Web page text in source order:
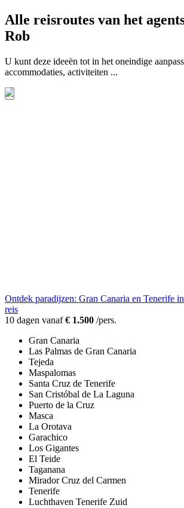
Alle reisroutes van het
Rob
U kunt deze ideeën tot in het oneindige
accommodaties, activiteiten ...
Ontdek paradijzen: Gran Canaria en Tenerife
reis
10 dagen vanaf€ 1.500 /pers.
Gran Canaria
Las Palmas de Gran Canaria
Tejeda
Maspalomas
Santa Cruz de Tenerife
San Cristóbal de La Laguna
Puerto de la Cruz
Masca
La Orotava
Garachico
Los Gigantes
El Teide
Taganana
Mirador Cruz del Carmen
Tenerife
Luchthaven Tenerife Zuid